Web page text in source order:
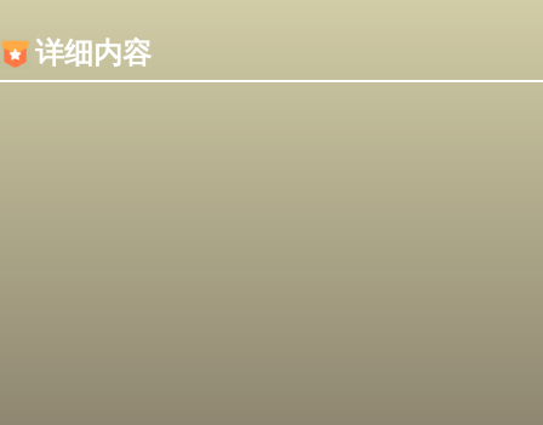
详细内容